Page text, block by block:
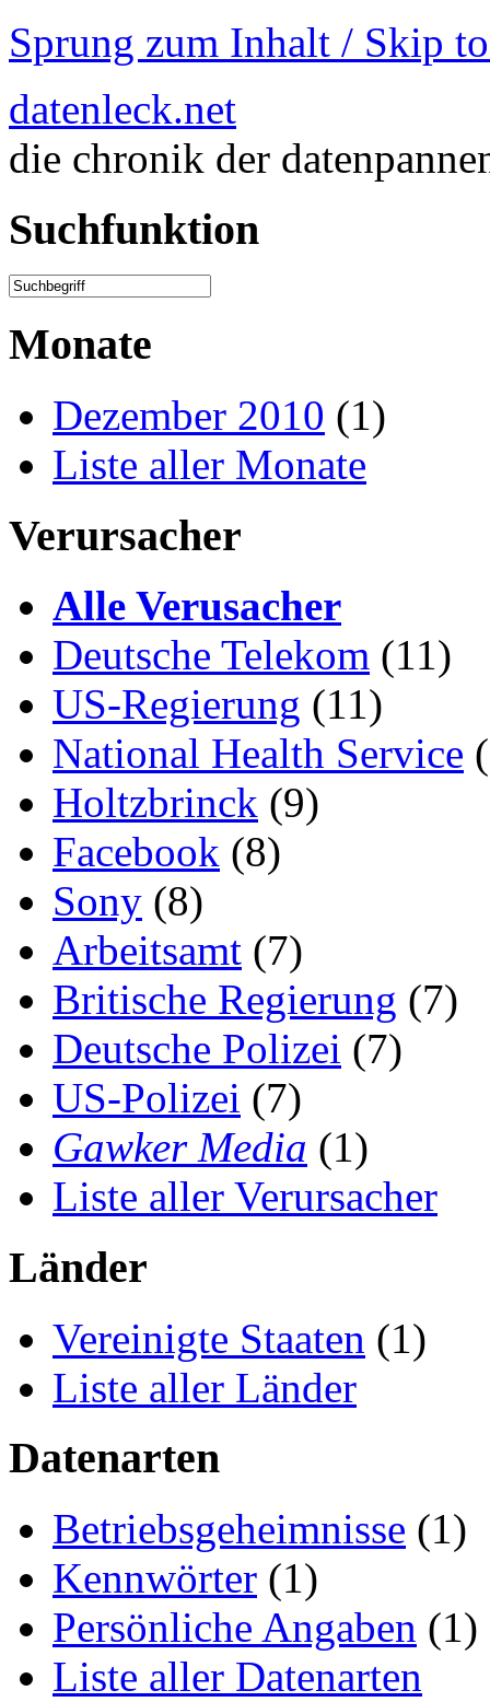
Sprung zum Inhalt / Skip
datenleck.net
die chronik der
Suchfunktion
Monate
Dezember 2010 (1)
Liste aller Monate
Verursacher
Alle Verusacher
Deutsche Telekom (11)
US-Regierung (11)
National Health Service
Holtzbrinck (9)
Facebook (8)
Sony (8)
Arbeitsamt (7)
Britische Regierung (7)
Deutsche Polizei (7)
US-Polizei (7)
Gawker Media (1)
Liste aller Verursacher
Länder
Vereinigte Staaten (1)
Liste aller Länder
Datenarten
Betriebsgeheimnisse (1)
Kennwörter (1)
Persönliche Angaben (1)
Liste aller Datenarten